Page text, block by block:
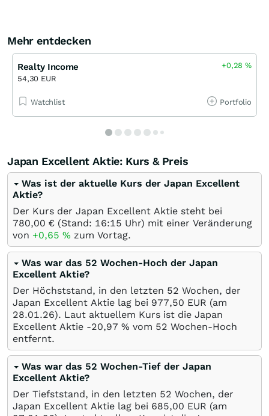
Mehr entdecken
Realty Income
54,30 EUR
+0,28%
Watchlist Portfolio
Japan Excellent Aktie: Kurs & Preis
Was ist der aktuelle Kurs der Japan Excellent
Aktie?
Der Kurs der Japan Excellent Aktie steht bei
780,00 € (Stand: 16:15 Uhr) mit einer Veränderung
von +0,65 % zum Vortag.
Was war das 52 Wochen-Hoch der Japan
Excellent Aktie?
Der Höchststand, in den letzten 52 Wochen, der
Japan Excellent Aktie lag bei 977,50 EUR (am
28.01.26). Laut aktuellem Kurs ist die Japan
Excellent Aktie -20,97 % vom 52 Wochen-Hoch
entfernt.
Was war das 52 Wochen-Tief der Japan
Excellent Aktie?
Der Tiefststand, in den letzten 52 Wochen, der
Japan Excellent Aktie lag bei 685,00 EUR (am